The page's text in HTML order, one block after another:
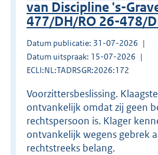
van Discipline 's-
477/DH/RO 26-478/
Datum publicatie: 31-07-2026
Datum uitspraak: 15-07-2026
ECLI:NL:TADRSGR:2026:172
Voorzittersbeslissing.
ontvankelijk omdat zij geen
rechtspersoon is. Klager
ontvankelijk wegens gebrek
rechtstreeks belang.